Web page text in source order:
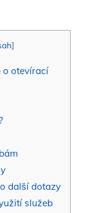
]
o otevírací
další dotazy
služeb